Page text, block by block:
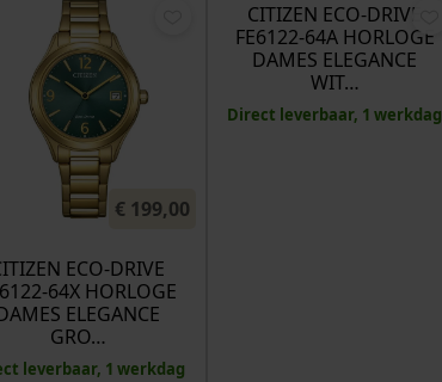
€199,00
ECO-DRIVE
64X HORLOGE
ELEGANCE
GRO…
leverbaar, 1 werkdag
CITIZEN ECO-DRIVE
FE6122-64A HORLOGE
DAMES ELEGANCE
WIT…
Direct leverbaar, 1 werkdag